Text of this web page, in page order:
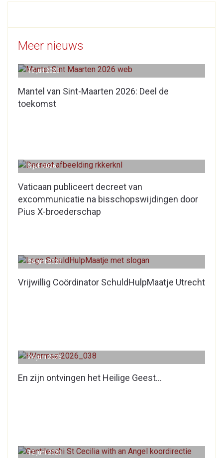
Meer nieuws
Mantel van Sint-Maarten 2026: Deel de
toekomst
10 juli 2026
Vaticaan publiceert decreet van
excommunicatie na bisschopswijdingen door
Pius X-broederschap
3 juli 2026
Vrijwillig Coördinator SchuldHulpMaatje Utrecht
24 juni 2026
En zijn ontvingen het Heilige Geest…
24 juni 2026
12 juni 2026